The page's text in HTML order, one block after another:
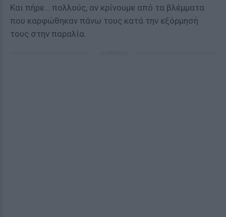
Και πήρε… πολλούς, αν κρίνουμε από τα βλέμματα
που καρφώθηκαν πάνω τους κατά την εξόρμησή
τους στην παραλία.